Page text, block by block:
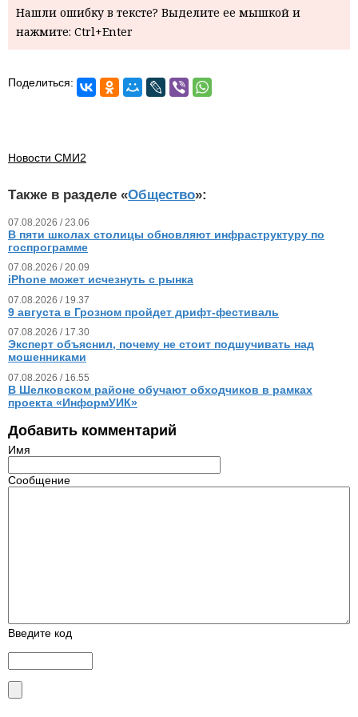
Нашли ошибку в тексте? Выделите ее мышкой и
нажмите: Ctrl+Enter
Поделиться:
Новости СМИ2
Также в разделе «Общество»:
07.08.2026 / 23.06
В пяти школах столицы обновляют инфраструктуру по
госпрограмме
07.08.2026 / 20.09
iPhone может исчезнуть с рынка
07.08.2026 / 19.37
9 августа в Грозном пройдет дрифт-фестиваль
07.08.2026 / 17.30
Эксперт объяснил, почему не стоит подшучивать над
мошенниками
07.08.2026 / 16.55
В Шелковском районе обучают обходчиков в рамках
проекта «ИнформУИК»
Добавить комментарий
Имя
Сообщение
Введите код